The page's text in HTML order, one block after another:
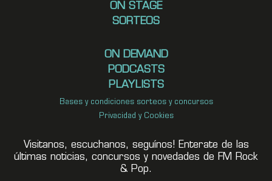
ON STAGE
SORTEOS
ON DEMAND
PODCASTS
PLAYLISTS
Bases y condiciones sorteos y concursos
Privacidad y Cookies
Visitanos, escuchanos, seguínos! Enterate de las
últimas noticias, concursos y novedades de FM Rock
& Pop.